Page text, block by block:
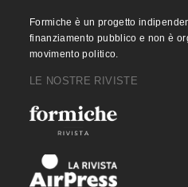
Formiche è un progetto
finanziamento pubblico e non è
movimento politico.
LE NOSTRE RIVISTE